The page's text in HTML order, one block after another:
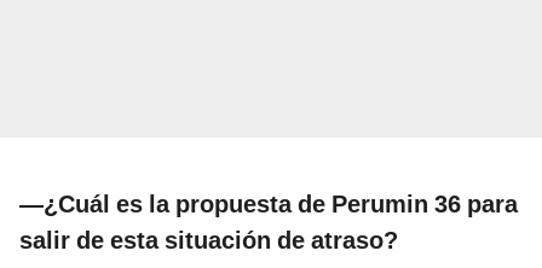
—¿Cuál es la propuesta de Perumin 36 para
salir de esta situación de atraso?